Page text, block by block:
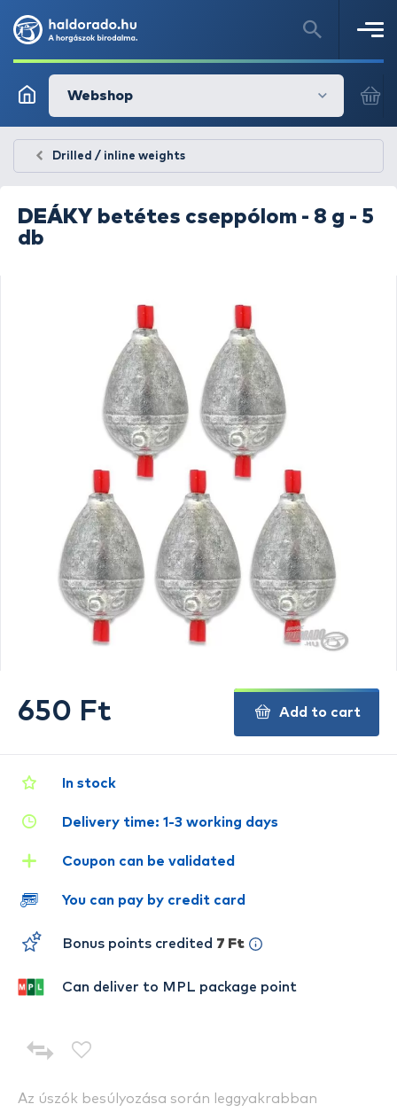
Webshop
Drilled / inline weights
DEÁKY betétes cseppólom - 8 g - 5
db
Az úszók besúlyozása során leggyakrabban
In stock
Delivery time: 1-3 working days
Coupon can be validated
You can pay by credit card
Bonus points credited 7 Ft
Can deliver to MPL package point
650 Ft Add to cart